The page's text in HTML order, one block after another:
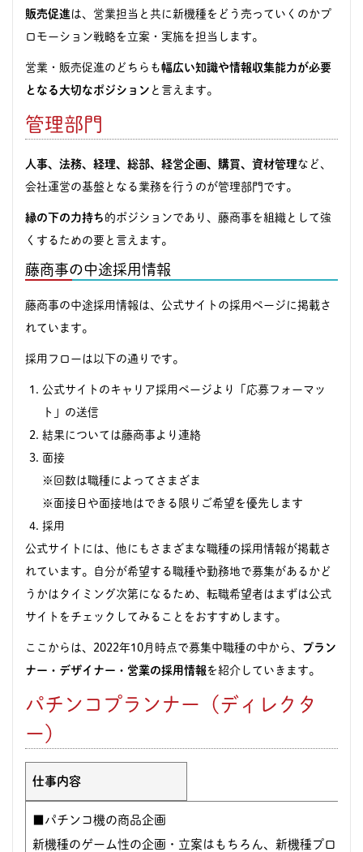
販売促進 は、営業担当と共に新機種をどう売っていくのかプ
ロモーション戦略を立案・実施を担当します。
営業・販売促進のどちらも幅広い知識や情報収集能力が必要
となる大切なポジション と言えます。
管理部門
人事、法務、経理、総部、経営企画、購買、資材管理など、
会社運営の基盤となる業務を行うのが管理部門です。
縁の下の力持ち 的ポジションであり、藤商事を組織として強
くするための要と言えます。
藤商事の中途採用情報
藤商事の中途採用情報は、公式サイトの採用ページに掲載さ
れています。
採用フローは以下の通りです。
公式サイトのキャリア採用ページより「応募フォーマッ
ト」の送信
結果については藤商事より連絡
面接
※回数は職種によってさまざま
※面接日や面接地はできる限りご希望を優先します
採用
公式サイトには、他にもさまざまな職種の採用情報が掲載さ
れています。自分が希望する職種や勤務地で募集があるかど
うかはタイミング次第になるため、転職希望者はまずは公式
サイトをチェックしてみることをおすすめします。
ここからは、2022年10月時点で募集中職種の中から、 プラン
ナー・デザイナー・営業の採用情報 を紹介していきます。
パチンコプランナー（ディレクタ
ー）
仕事内容
■パチンコ機の商品企画
新機種のゲーム性の企画・立案はもちろん、新機種プロジ